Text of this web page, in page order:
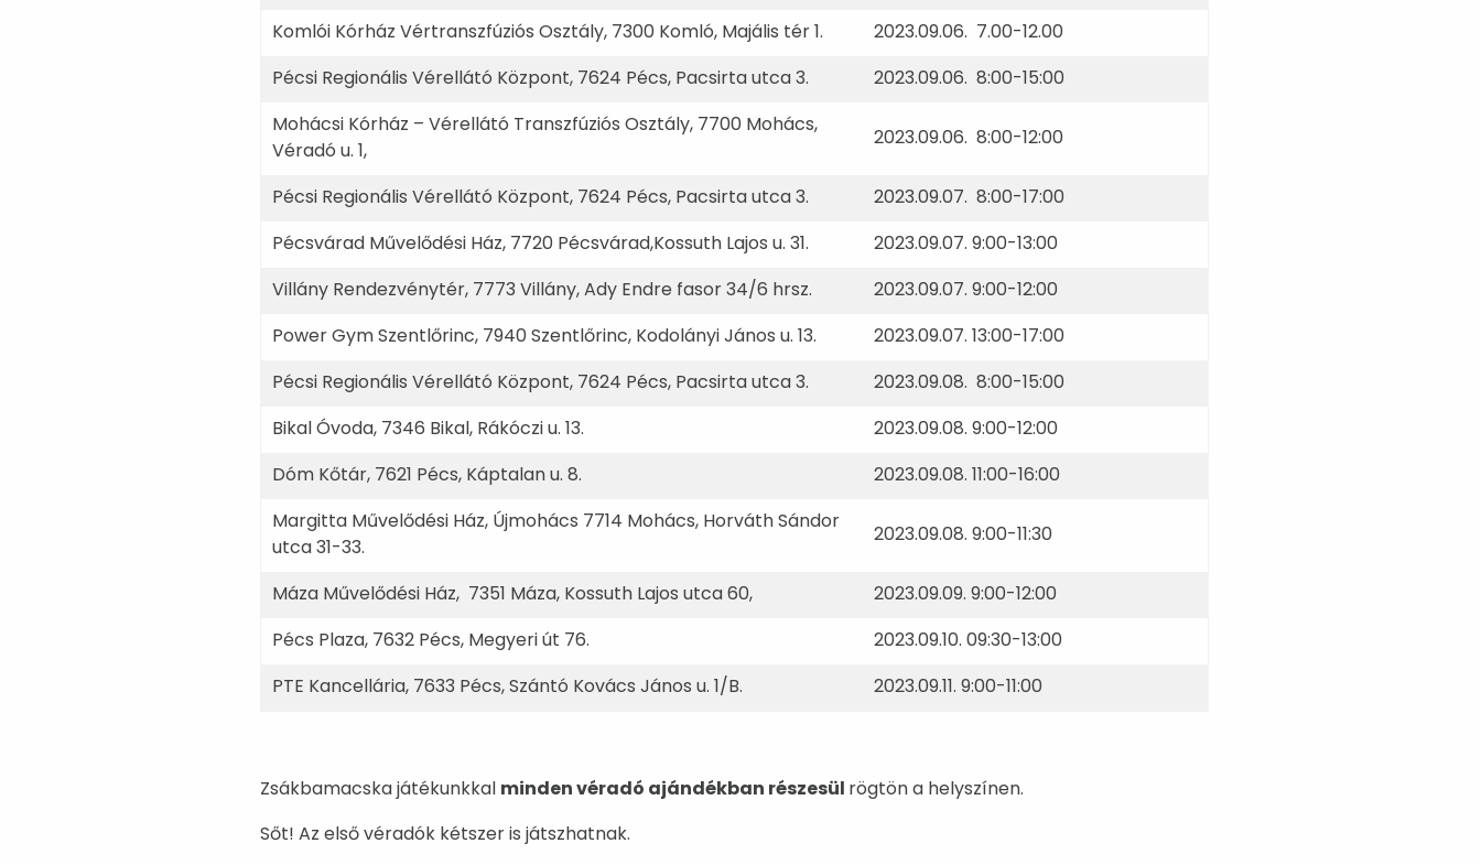
Komlói Kórház Vértranszfúziós Osztály, 7300 Komló, Majális tér 1.
2023.09.06. 7.00-12.00
Pécsi Regionális Vérellátó Központ, 7624 Pécs, Pacsirta utca 3.
2023.09.06. 8:00-15:00
Mohácsi Kórház – Vérellátó Transzfúziós Osztály, 7700 Mohács,
Véradó u. 1,
2023.09.06. 8:00-12:00
Pécsi Regionális Vérellátó Központ, 7624 Pécs, Pacsirta utca 3.
2023.09.07. 8:00-17:00
Pécsvárad Művelődési Ház, 7720 Pécsvárad,Kossuth Lajos u. 31.
2023.09.07. 9:00-13:00
Villány Rendezvénytér, 7773 Villány, Ady Endre fasor 34/6 hrsz.
2023.09.07. 9:00-12:00
Power Gym Szentlőrinc, 7940 Szentlőrinc, Kodolányi János u. 13.
2023.09.07. 13:00-17:00
Pécsi Regionális Vérellátó Központ, 7624 Pécs, Pacsirta utca 3.
2023.09.08. 8:00-15:00
Bikal Óvoda, 7346 Bikal, Rákóczi u. 13.
2023.09.08. 9:00-12:00
Dóm Kőtár, 7621 Pécs, Káptalan u. 8.
2023.09.08. 11:00-16:00
Margitta Művelődési Ház, Újmohács 7714 Mohács, Horváth Sándor
utca 31-33.
2023.09.08. 9:00-11:30
Máza Művelődési Ház, 7351 Máza, Kossuth Lajos utca 60,
2023.09.09. 9:00-12:00
Pécs Plaza, 7632 Pécs, Megyeri út 76.
2023.09.10. 09:30-13:00
PTE Kancellária, 7633 Pécs, Szántó Kovács János u. 1/B.
2023.09.11. 9:00-11:00
Zsákbamacska játékunkkal minden véradó ajándékban részesül rögtön a helyszínen.
Sőt! Az első véradók kétszer is játszhatnak.